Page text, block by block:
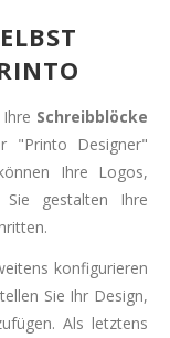
Schreibblöcke
"Printo Designer"
Ihre Logos,
Sie gestalten Ihre
konfigurieren
Sie Ihr Design,
Als letztens